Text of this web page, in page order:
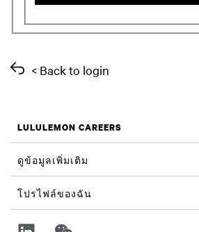
< Back to login
LULULEMON CAREERS
ตำแหน่งงาน
ค้นหางาน
ดูข้อมูลเพิ่มเติม
รีวิวจาก Glassdoor
ความยั่งยืนและผลลัพธ์ทางสังคม
โปรไฟล์ของฉัน